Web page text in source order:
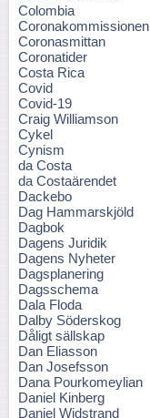
Colombia
Coronakommissionen
Coronasmittan
Coronatider
Costa Rica
Covid
Covid-19
Craig Williamson
Cykel
Cynism
da Costa
da Costaärendet
Dackebo
Dag Hammarskjöld
Dagbok
Dagens Juridik
Dagens Nyheter
Dagsplanering
Dagsschema
Dala Floda
Dalby Söderskog
Dåligt sällskap
Dan Eliasson
Dan Josefsson
Dana Pourkomeylian
Daniel Kinberg
Daniel Widstrand